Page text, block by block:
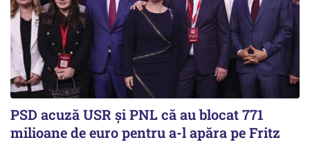
PSD acuză USR și PNL că au blocat 771
milioane de euro pentru a-l apăra pe Fritz